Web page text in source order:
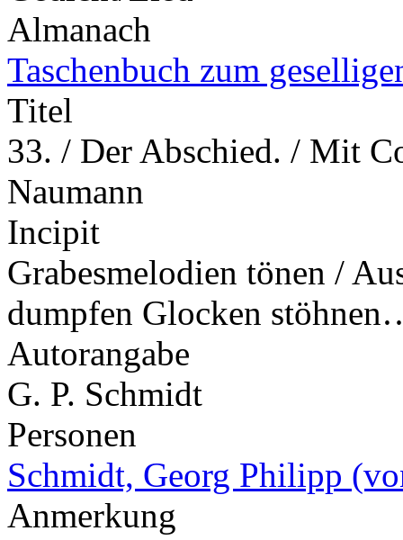
Almanach
Taschenbuch zum
Titel
33. / Der Abschied. / Mit
Naumann
Incipit
Grabesmelodien tönen /
dumpfen Glocken
Autorangabe
G. P. Schmidt
Personen
Schmidt, Georg Philipp
Anmerkung